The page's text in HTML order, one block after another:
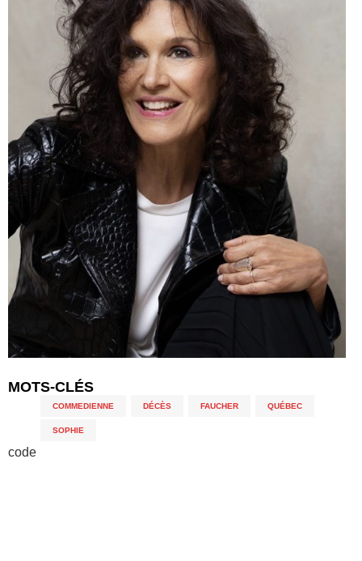
MOTS-CLÉS
COMMEDIENNE DÉCÈS FAUCHER QUÉBEC
SOPHIE
code